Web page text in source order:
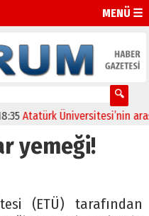
MENÜ ☰
Atatürk Üniversitesi’nin
yemeği!
(ETÜ) tarafından